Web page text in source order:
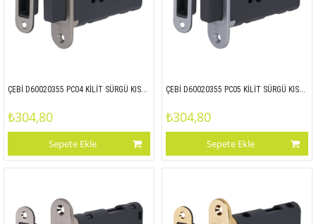
ÇEBİ D60020355 PC04 KİLİT SÜRGÜ KISMI - ZAMAK ALIN
₺304,80
Sepete Ekle
ÇEBİ D60020355 PC05 KİLİT SÜRGÜ KISMI - ZAMAK ALIN
₺304,80
Sepete Ekle